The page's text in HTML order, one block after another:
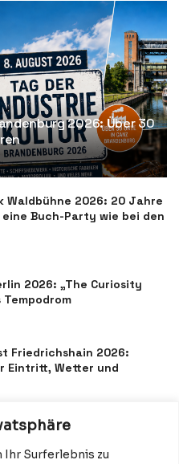
Ihr Surferlebnis zu
2026: Über 30
Waldbühne 2026: 20 Jahre
Buch-Party wie bei den
2026: „The Curiosity
Tempodrom
Friedrichshain 2026:
Eintritt, Wetter und